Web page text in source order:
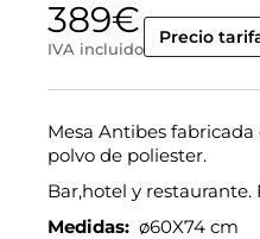
389€
IVA incluido
Precio
Mesa Antibes
polvo de poliester.
Bar,hotel y
Medidas: ø60X74 cm